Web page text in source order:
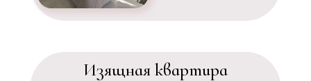
Изящная квартира